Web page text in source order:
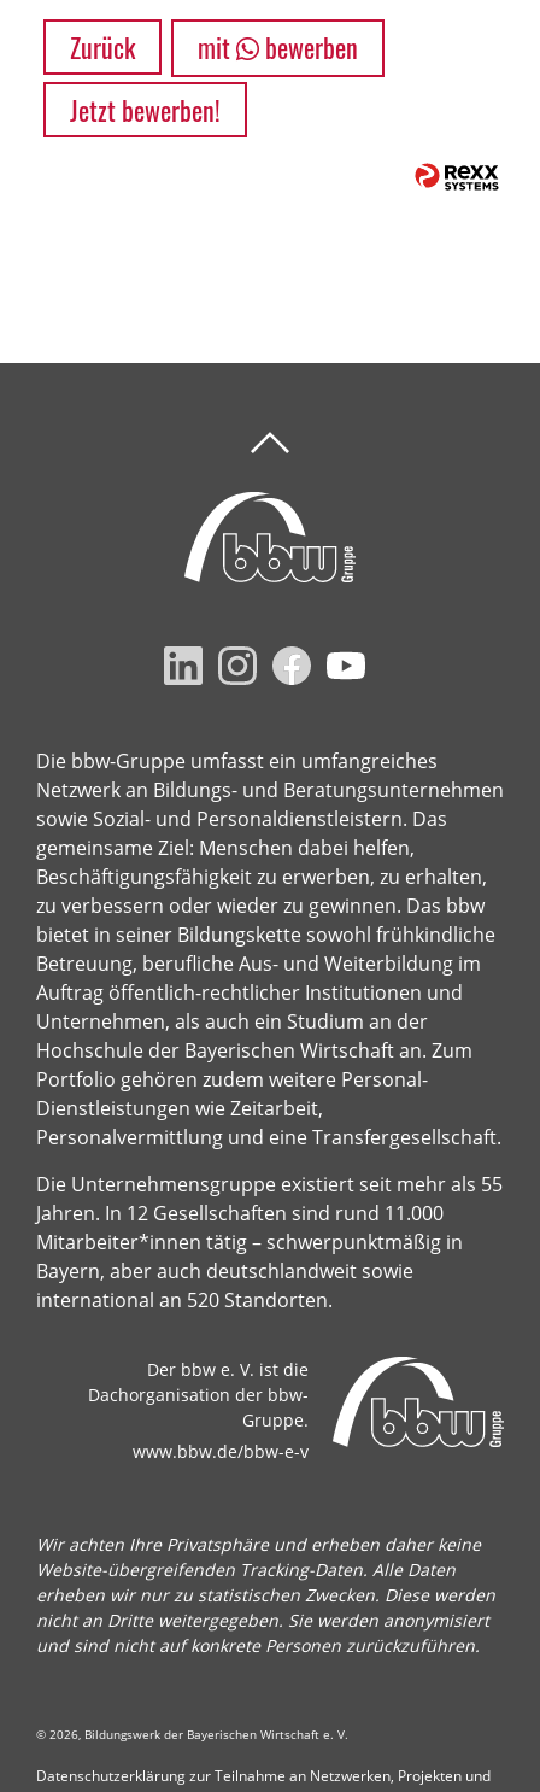
Zurück mit
bewerben
Jetzt bewerben!
Die bbw-Gruppe umfasst ein umfangreiches
Netzwerk an Bildungs- und Beratungsunternehmen
sowie Sozial- und Personaldienstleistern. Das
gemeinsame Ziel: Menschen dabei helfen,
Beschäftigungsfähigkeit zu erwerben, zu erhalten,
zu verbessern oder wieder zu gewinnen. Das bbw
bietet in seiner Bildungskette sowohl frühkindliche
Betreuung, berufliche Aus- und Weiterbildung im
Auftrag öffentlich-rechtlicher Institutionen und
Unternehmen, als auch ein Studium an der
Hochschule der Bayerischen Wirtschaft an. Zum
Portfolio gehören zudem weitere Personal-
Dienstleistungen wie Zeitarbeit,
Personalvermittlung und eine Transfergesellschaft.
Die Unternehmensgruppe existiert seit mehr als 55
Jahren. In 12 Gesellschaften sind rund 11.000
Mitarbeiter*innen tätig – schwerpunktmäßig in
Bayern, aber auch deutschlandweit sowie
international an 520 Standorten.
Der bbw e. V. ist die
Dachorganisation der bbw-
Gruppe.
www.bbw.de/bbw-e-v
Wir achten Ihre Privatsphäre und erheben daher keine
Website-übergreifenden Tracking-Daten. Alle Daten
erheben wir nur zu statistischen Zwecken. Diese werden
nicht an Dritte weitergegeben. Sie werden anonymisiert
und sind nicht auf konkrete Personen zurückzuführen.
© 2026, Bildungswerk der Bayerischen Wirtschaft e. V.
Datenschutzerklärung zur Teilnahme an Netzwerken, Projekten und